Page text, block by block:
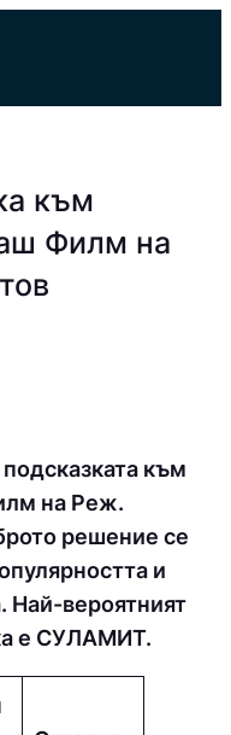
към
Филм на
към
на Реж.
решение се
и
Най-вероятният
е СУЛAМИТ.